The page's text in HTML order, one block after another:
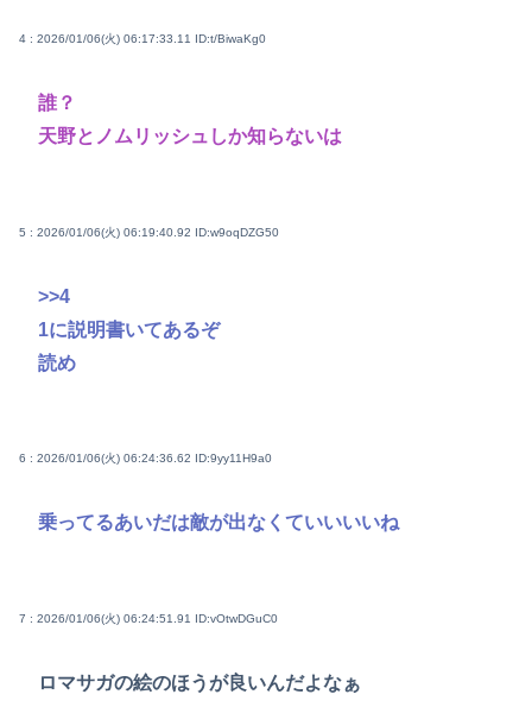
4 : 2026/01/06(火) 06:17:33.11 ID:t/BiwaKg0
誰？
天野とノムリッシュしか知らないは
5 : 2026/01/06(火) 06:19:40.92 ID:w9oqDZG50
>>4
1に説明書いてあるぞ
読め
6 : 2026/01/06(火) 06:24:36.62 ID:9yy11H9a0
乗ってるあいだは敵が出なくていいいいね
7 : 2026/01/06(火) 06:24:51.91 ID:vOtwDGuC0
ロマサガの絵のほうが良いんだよなぁ